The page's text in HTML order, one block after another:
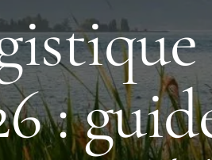
: